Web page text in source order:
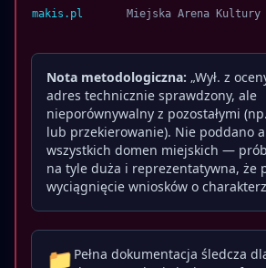
makis.pl
Nota metodologiczna: „Wył. z
adres technicznie sprawdzony, ale
nieporównywalny z pozostałymi
lub przekierowanie). Nie poddano
wszystkich domen miejskich —
na tyle duża i reprezentatywna, że
wyciągnięcie wniosków o
📁 Pełna dokumentacja śledcza